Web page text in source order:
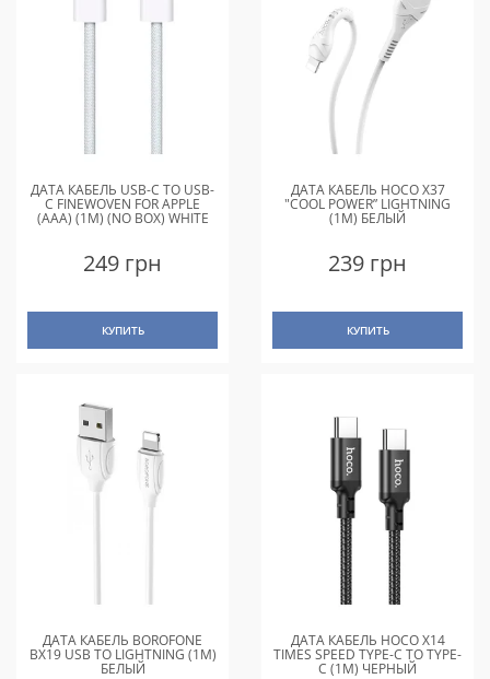
ДАТА КАБЕЛЬ USB-C TO USB-
C FINEWOVEN FOR APPLE
(AAA) (1M) (NO BOX) WHITE
249 грн
КУПИТЬ
ДАТА КАБЕЛЬ HOCO X37
"COOL POWER” LIGHTNING
(1M) БЕЛЫЙ
239 грн
КУПИТЬ
ДАТА КАБЕЛЬ BOROFONE
BX19 USB TO LIGHTNING (1M)
БЕЛЫЙ
ДАТА КАБЕЛЬ HOCO X14
TIMES SPEED TYPE-C TO TYPE-
C (1M) ЧЕРНЫЙ